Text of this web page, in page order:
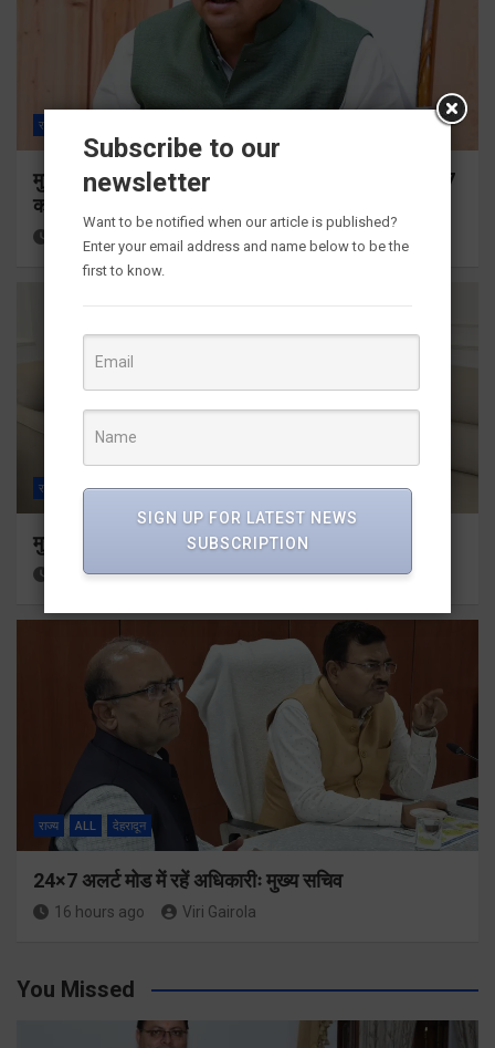
राज्य
मुख्यमंत्री ने प्रदान की विभिन्न विकास योजनाओं के लिए 1967
करोड़ की वित्तीय स्वीकृति
14 hours ago Viri Gairola
राज्य ALL देहरादून
मुख्यमंत्री से महानिदेशक एनसीसी ने की शिष्टाचार भेंट
16 hours ago Viri Gairola
राज्य ALL देहरादून
24×7 अलर्ट मोड में रहें अधिकारीः मुख्य सचिव
16 hours ago Viri Gairola
You Missed
Subscribe to our
newsletter
Want to be notified when our article is published?
Enter your email address and name below to be the
first to know.
SIGN UP FOR LATEST NEWS
SUBSCRIPTION